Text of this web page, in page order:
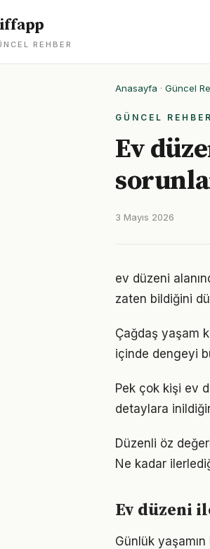
REHBER
Anasayfa · Güncel
GÜNCEL REHBER
Ev
3 Mayıs 2026
ev düzeni
zaten bildiğini
Çağdaş yaşam
içinde dengeyi
Pek çok kişi ev
detaylara
Düzenli öz
Ne kadar
Ev düzeni
Günlük